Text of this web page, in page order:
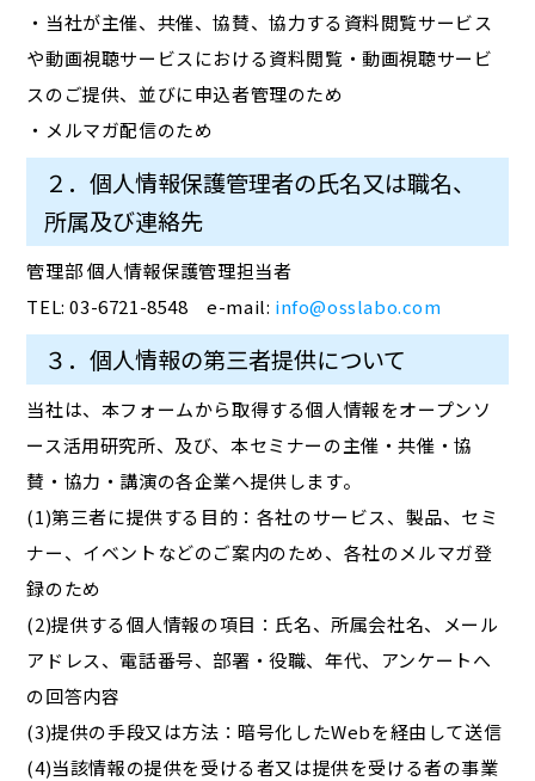
・当社が主催、共催、協賛、協力する資料閲覧サービス
や動画視聴サービスにおける資料閲覧・動画視聴サービ
スのご提供、並びに申込者管理のため
・メルマガ配信のため
２．個人情報保護管理者の氏名又は職名、
所属及び連絡先
管理部 個人情報保護管理担当者
TEL: 03-6721-8548 e-mail: info@osslabo.com
３．個人情報の第三者提供について
当社は、本フォームから取得する個人情報をオープンソ
ース活用研究所、及び、本セミナーの主催・共催・協
賛・協力・講演の各企業へ提供します。
(1)第三者に提供する目的：各社のサービス、製品、セミ
ナー、イベントなどのご案内のため、各社のメルマガ登
録のため
(2)提供する個人情報の項目：氏名、所属会社名、メール
アドレス、電話番号、部署・役職、年代、アンケートへ
の回答内容
(3)提供の手段又は方法：暗号化したWebを経由して送信
(4)当該情報の提供を受ける者又は提供を受ける者の事業